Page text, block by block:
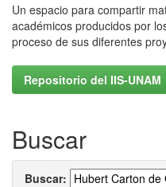
Un espacio para compartir
académicos producidos por
proceso de sus diferentes
Repositorio del IIS-UNAM
Buscar
Buscar: